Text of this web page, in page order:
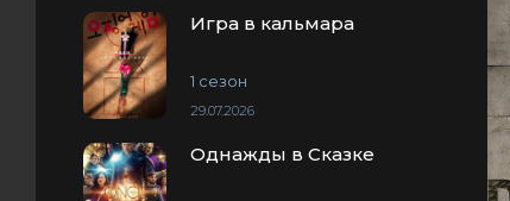
Игра в кальмара
1 сезон
29.07.2026
Однажды в Сказке